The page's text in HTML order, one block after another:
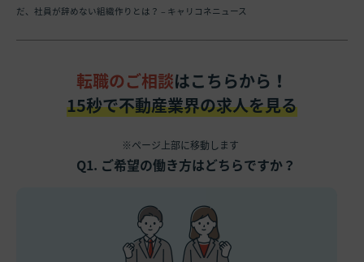
だ、社員が辞めない組織作りとは？ – キャリコネニュース
転職のご相談はこちらから！
15秒で不動産業界の求人を見る
※ページ上部に移動します
Q1. ご希望の働き方はどちらですか？